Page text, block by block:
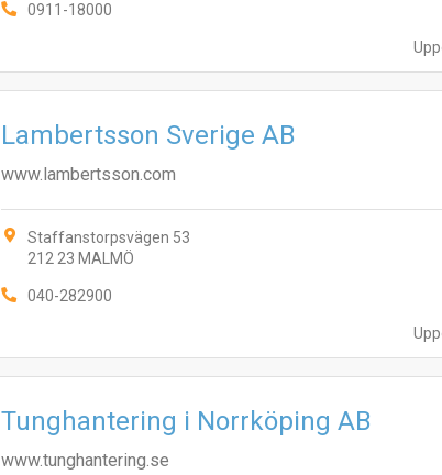
0911-18000
Lambertsson Sverige AB
www.lambertsson.com
Staffanstorpsvägen 53
212 23 MALMÖ
040-282900
Tunghantering i Norrköping AB
www.tunghantering.se